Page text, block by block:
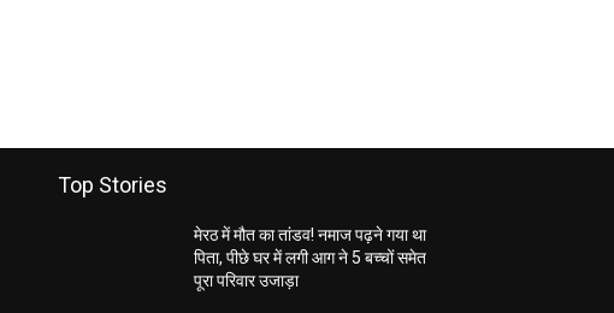
Top Stories
मेरठ में मौत का तांडव! नमाज पढ़ने गया था
पिता, पीछे घर में लगी आग ने 5 बच्चों समेत
पूरा परिवार उजाड़ा